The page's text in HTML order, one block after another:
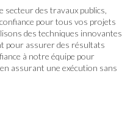
secteur des travaux publics,
pour tous vos projets
des techniques innovantes
pour assurer des résultats
à notre équipe pour
assurant une exécution sans